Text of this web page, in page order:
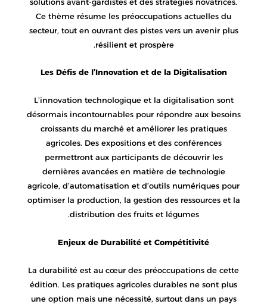
Ce thème résume les préoccupations actuelles du
secteur, tout en ouvrant des pistes vers un avenir plus
résilient et prospère.
Les Défis de l’Innovation et de la Digitalisation
L’innovation technologique et la digitalisation sont
désormais incontournables pour répondre aux besoins
croissants du marché et améliorer les pratiques
agricoles. Des expositions et des conférences
permettront aux participants de découvrir les
dernières avancées en matière de technologie
agricole, d’automatisation et d’outils numériques pour
optimiser la production, la gestion des ressources et la
distribution des fruits et légumes.
Enjeux de Durabilité et Compétitivité
La durabilité est au cœur des préoccupations de cette
édition. Les pratiques agricoles durables ne sont plus
une option mais une nécessité, surtout dans un pays